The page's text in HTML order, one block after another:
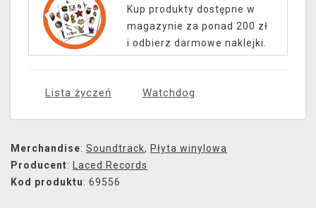
Kup produkty dostępne w
magazynie za ponad 200 zł
i odbierz darmowe naklejki.
Lista życzeń Watchdog
Merchandise: Soundtrack, Płyta winylowa
Producent: Laced Records
Kod produktu: 69556